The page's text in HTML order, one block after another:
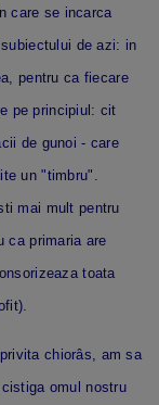
care se incarca
de azi: in
pentru ca fiecare
pe principiul: cit
de gunoi - care
un "timbru".
mai mult pentru
ca primaria are
toata
chiorâs, am sa
omul nostru